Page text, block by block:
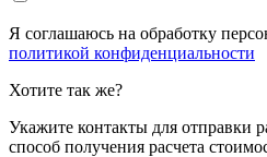
Я соглашаюсь на обработку
политикой конфиденциальности
Хотите так же?
Укажите контакты для отправки
способ получения расчета